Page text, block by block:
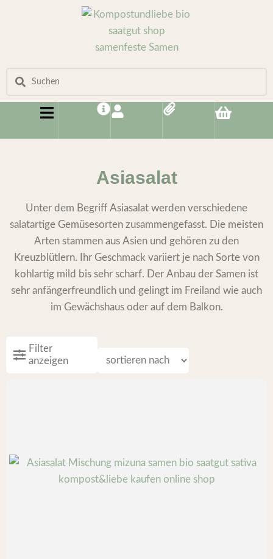
Asiasalat
Unter dem Begriff Asiasalat werden verschiedene
salatartige Gemüsesorten zusammengefasst. Die meisten
Arten stammen aus Asien und gehören zu den
Kreuzblütlern. Ihr Geschmack variiert je nach Sorte von
kohlartig mild bis sehr scharf. Der Anbau der Samen ist
sehr anfängerfreundlich und gelingt im Freiland wie auch
im Gewächshaus oder auf dem Balkon.
Filter
anzeigen